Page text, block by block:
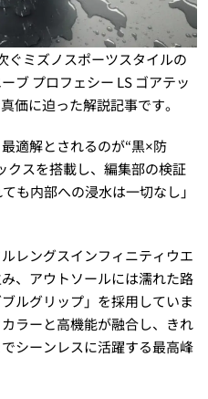
ぐミズノスポーツスタイルの
ブ プロフェシー LS ゴアテッ
価に迫った解説記事です。
適解とされるのが“黒×防
クスを搭載し、編集部の検証
も内部への浸水は一切なし」
レングスインフィニティウエ
、アウトソールには濡れた路
ルグリップ」を採用していま
ラーと高機能が融合し、きれ
シーンレスに活躍する最高峰